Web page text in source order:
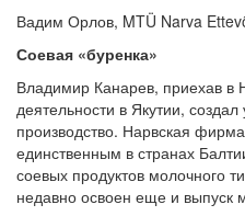
Вадим Орлов, MTÜ Narva
Соевая «буренка»
Владимир Канарев, приехав в
деятельности в Якутии,
производство. Нарвская
единственным в странах
соевых продуктов молочного
недавно освоен еще и выпуск